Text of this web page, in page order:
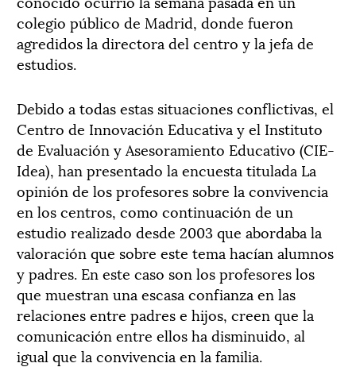
colegio público de Madrid, donde fueron
agredidos la directora del centro y la jefa de
estudios.
Debido a todas estas situaciones conflictivas, el
Centro de Innovación Educativa y el Instituto
de Evaluación y Asesoramiento Educativo (CIE-
Idea), han presentado la encuesta titulada La
opinión de los profesores sobre la convivencia
en los centros, como continuación de un
estudio realizado desde 2003 que abordaba la
valoración que sobre este tema hacían alumnos
y padres. En este caso son los profesores los
que muestran una escasa confianza en las
relaciones entre padres e hijos, creen que la
comunicación entre ellos ha disminuido, al
igual que la convivencia en la familia.